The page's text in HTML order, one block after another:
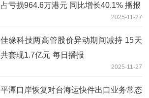
占亏损964.6万港元 同比增长40.1% 播报
2025-11-27
佳缘科技两高管股价异动期间减持 15天
共套现1.7亿元 每日播报
2025-11-27
平潭口岸恢复对台海运快件出口业务常态